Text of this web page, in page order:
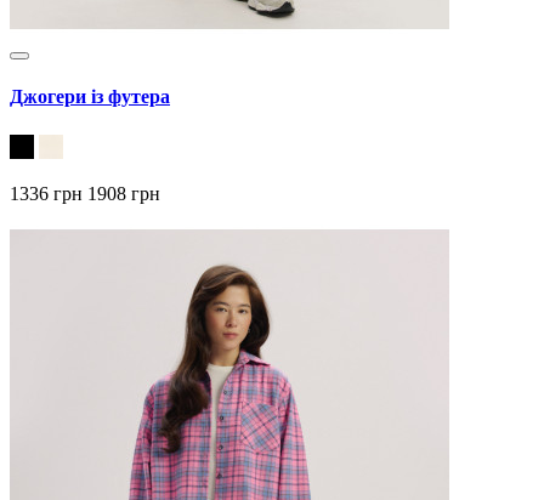
Джогери із футера
1336 грн 1908 грн